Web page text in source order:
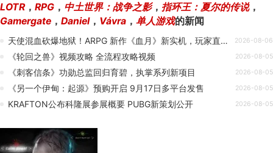
LOTR， RPG ， 中土世界：战争之影， 指环王：夏尔的传说，
Gamergate ， Daniel， Vávra ， 单人游戏的新闻
天使混血砍爆地狱！ARPG 新作《血月》新实机，玩家直呼白菜价 2026-08-06
《轮回之兽》视频攻略 全流程攻略视频 2026-08-05
《刺客信条》功勋总监回归育碧，执掌系列新项目 2026-08-05
《另一个伊甸：起源》预购开启 9月17日多平台发售 2026-08-05
KRAFTON公布科隆展参展概要 PUBG新策划公开 2026-08-05